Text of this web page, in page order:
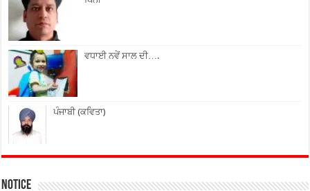
ਵਧਾਈ ਨਵੇਂ ਸਾਲ ਦੀ….
ਪੰਜਾਬੀ (ਕਵਿਤਾ)
Notice